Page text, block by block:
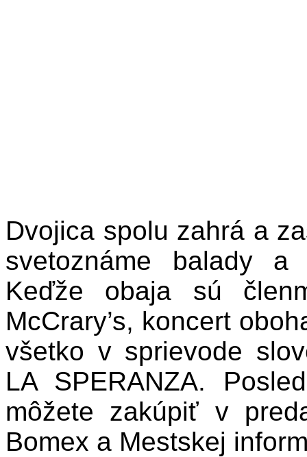
Dvojica spolu zahrá a
svetoznáme balady
Keďže obaja sú
McCrary’s, koncert
všetko v sprievode
LA SPERANZA.
môžete zakúpiť v
Bomex a Mestskej